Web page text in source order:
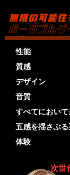
性能
質感
デザイン
音質
すべてにおい
五感を揺さぶ
体験
次世